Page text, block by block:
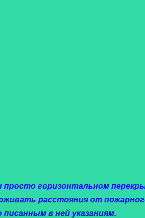
горизонтальном
расстояния от
в ней указаниям.